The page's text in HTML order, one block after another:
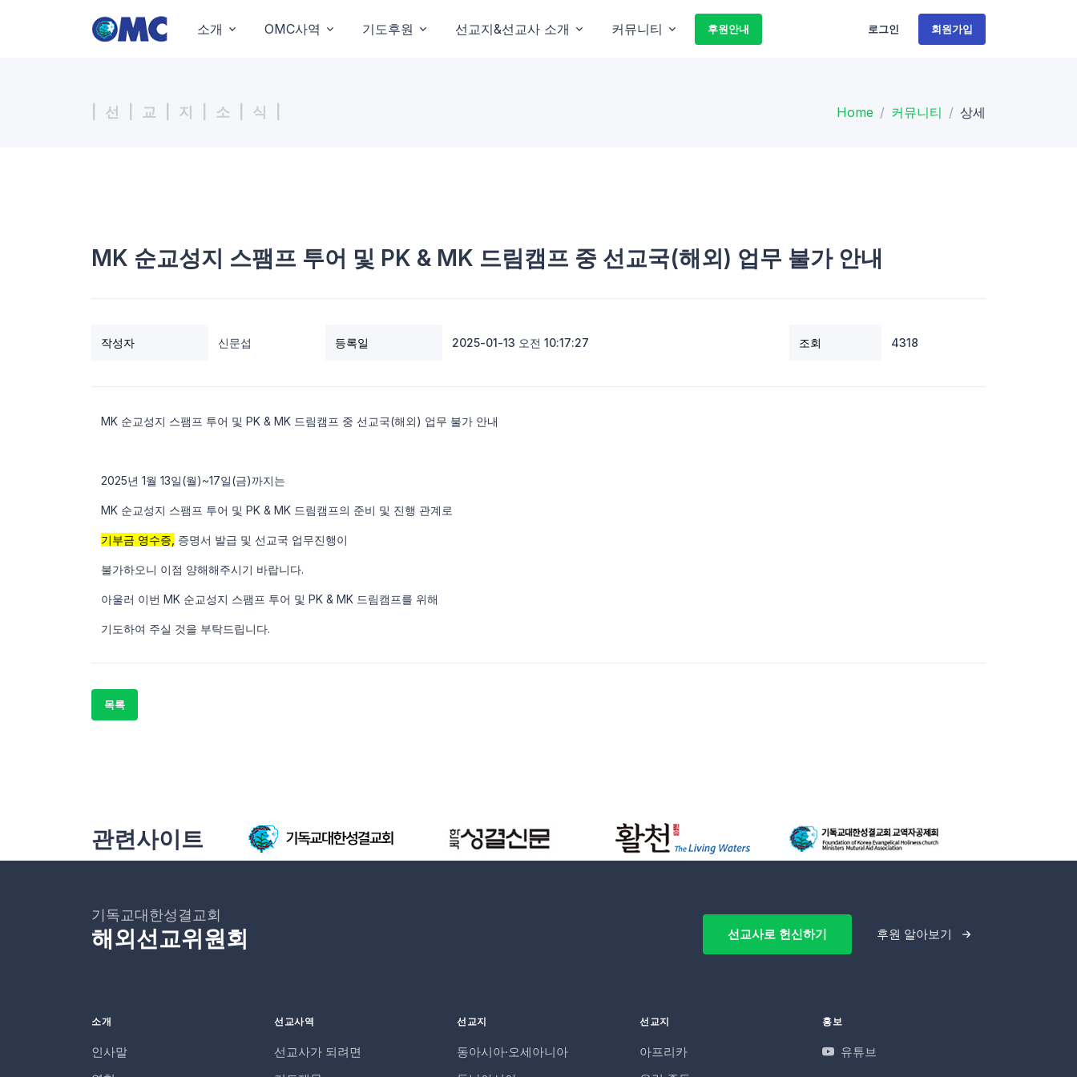
소개 OMC사역 기도후원 선교지&선교사 소개 커뮤니티 후원안내 로그인 회원가입
| 선 | 교 | 지 | 소 | 식 | Home 커뮤니티 상세
MK 순교성지 스팸프 투어 및 PK & MK 드림캠프 중 선교국(해외) 업무 불가 안내
작성자 신문섭 등록일 2025-01-13 오전 10:17:27 조회 4318
MK 순교성지 스팸프 투어 및 PK & MK 드림캠프 중 선교국(해외) 업무 불가 안내
2025년 1월 13일(월)~17일(금)까지는
MK 순교성지 스팸프 투어 및 PK & MK 드림캠프의 준비 및 진행 관계로
기부금 영수증, 증명서 발급 및 선교국 업무진행이
불가하오니 이점 양해해주시기 바랍니다.
아울러 이번 MK 순교성지 스팸프 투어 및 PK & MK 드림캠프를 위해
기도하여 주실 것을 부탁드립니다.
목록
관련사이트
기독교대한성결교회
해외선교위원회 선교사로 헌신하기 후원 알아보기
소개
인사말
선교사역
선교사가 되려면
선교지
동아시아·오세아니아
선교지
아프리카
홍보
유튜브